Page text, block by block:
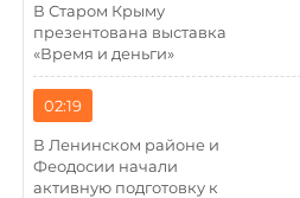
В Старом Крыму
презентована выставка
«Время и деньги»
02:19
В Ленинском районе и
Феодосии начали
активную подготовку к